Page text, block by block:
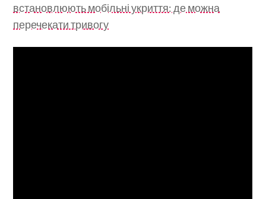
встановлюють мобільні укриття: де можна
перечекати тривогу